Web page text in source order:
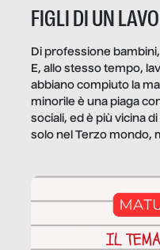
FIGLI DI UN
Di professione
E, allo stesso tempo,
abbiano compiuto la
minorile è una piaga
sociali, ed è più vicina
solo nel Terzo mondo,